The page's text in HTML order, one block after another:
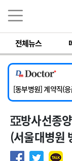
전체뉴스
[서울아산병원] 2026
[영남대학교의료원]
[충남대학교병원] 소
[동부병원] 계약직(
[이대목동병원] 하반
[서울아산병원]
[영남대학교의료원]
亞방사선종
(서울대병원